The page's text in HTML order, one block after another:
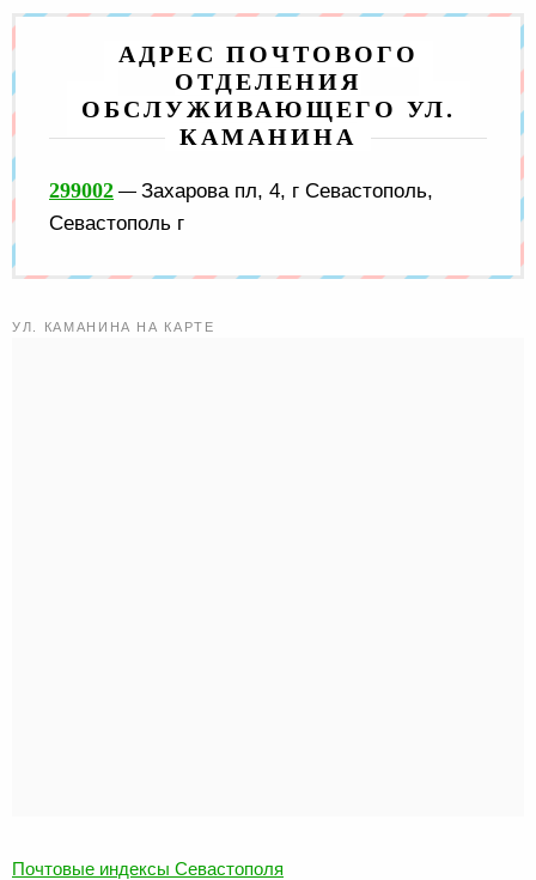
АДРЕС ПОЧТОВОГО
ОТДЕЛЕНИЯ
ОБСЛУЖИВАЮЩЕГО УЛ.
КАМАНИНА
299002 — Захарова пл, 4, г Севастополь,
Севастополь г
УЛ. КАМАНИНА НА КАРТЕ
Почтовые индексы Севастополя